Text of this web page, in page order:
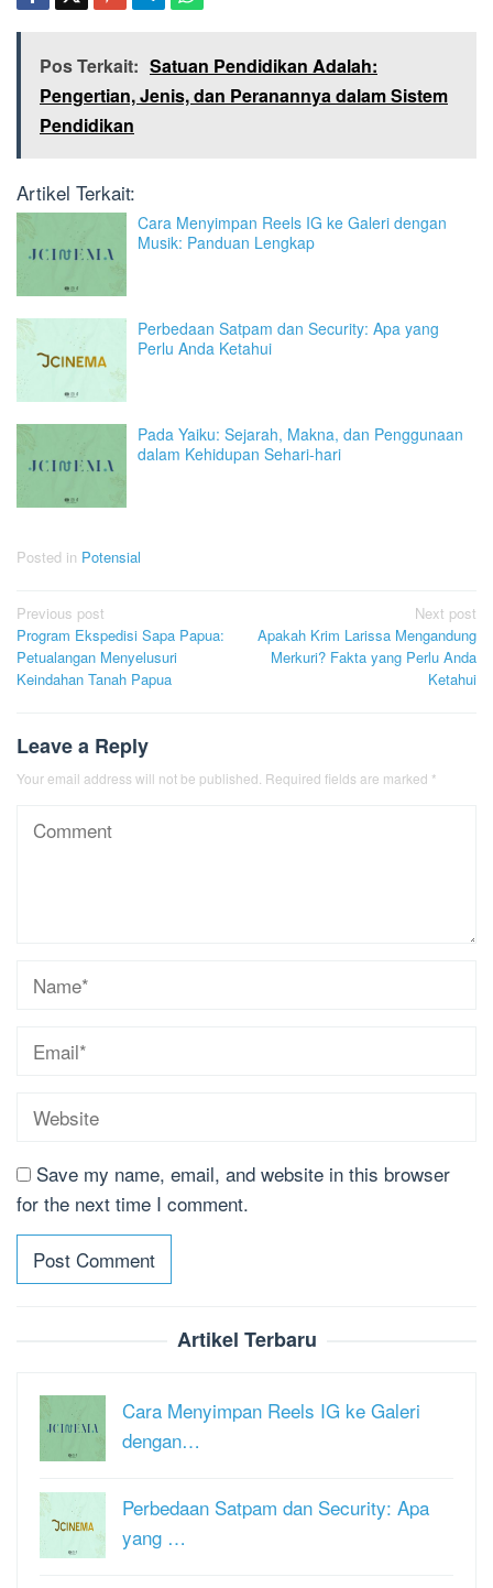
Pos Terkait: Satuan Pendidikan Adalah:
Pengertian, Jenis, dan Peranannya dalam Sistem
Pendidikan
Artikel Terkait:
Cara Menyimpan Reels IG ke Galeri dengan
Musik: Panduan Lengkap
Perbedaan Satpam dan Security: Apa yang
Perlu Anda Ketahui
Pada Yaiku: Sejarah, Makna, dan Penggunaan
dalam Kehidupan Sehari-hari
Posted in Potensial
Post
navigation
Previous post
Program Ekspedisi Sapa Papua:
Petualangan Menyelusuri
Keindahan Tanah Papua
Next post
Apakah Krim Larissa Mengandung
Merkuri? Fakta yang Perlu Anda
Ketahui
Leave a Reply
Your email address will not be published. Required fields are marked *
Save my name, email, and website in this browser
for the next time I comment.
Artikel Terbaru
Cara Menyimpan Reels IG ke Galeri
dengan…
Perbedaan Satpam dan Security: Apa
yang …